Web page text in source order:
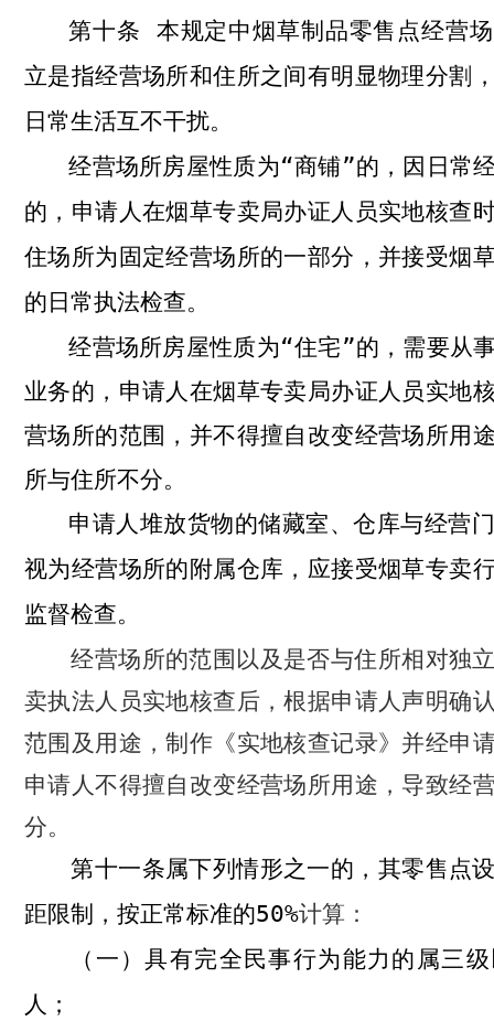
第十条 本规定中烟草制品零售点经营
立是指经营场所和住所之间有明显物理分割
日常生活互不干扰。
经营场所房屋性质为“商铺”的，因日常
的，申请人在烟草专卖局办证人员实地核查
住场所为固定经营场所的一部分，并接受烟
的日常执法检查。
经营场所房屋性质为“住宅”的，需要从
业务的，申请人在烟草专卖局办证人员实地
营场所的范围，并不得擅自改变经营场所用
所与住所不分。
申请人堆放货物的储藏室、仓库与经营
视为经营场所的附属仓库，应接受烟草专卖
监督检查。
经营场所的范围以及是否与住所相对独
卖执法人员实地核查后，根据申请人声明确
范围及用途，制作《实地核查记录》并经申
申请人不得擅自改变经营场所用途，导致经
分。
第十一条属下列情形之一的，其零售点
距限制，按正常标准的50%计算：
（一）具有完全民事行为能力的属三
人；